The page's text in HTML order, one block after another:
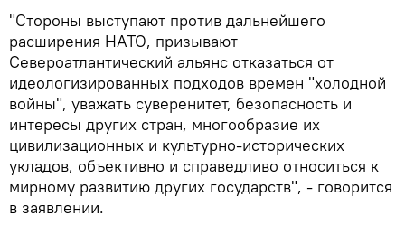
"Стороны выступают против дальнейшего
расширения НАТО, призывают
Североатлантический альянс отказаться от
идеологизированных подходов времен "холодной
войны", уважать суверенитет, безопасность и
интересы других стран, многообразие их
цивилизационных и культурно-исторических
укладов, объективно и справедливо относиться к
мирному развитию других государств", - говорится
в заявлении.